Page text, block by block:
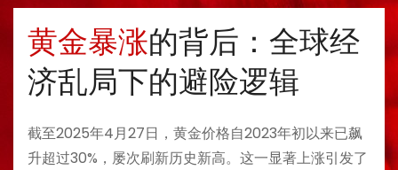
黄金暴涨的背后：全球经
济乱局下的避险逻辑
截至2025年4月27日，黄金价格自2023年初以来已飙
升超过30%，屡次刷新历史新高。这一显著上涨引发了